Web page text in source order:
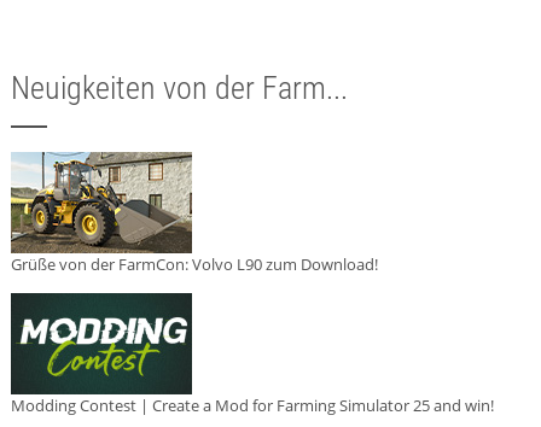
Neuigkeiten von der Farm...
Grüße von der FarmCon: Volvo L90 zum Download!
Modding Contest | Create a Mod for Farming Simulator 25 and win!